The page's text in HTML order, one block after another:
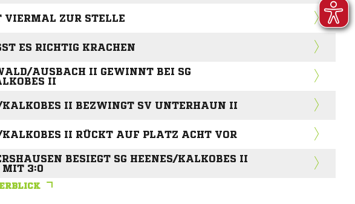
VIERMAL ZUR STELLE
ES RICHTIG KRACHEN
AUSBACH II GEWINNT BEI SG
II
KALKOBES II BEZWINGT SV UNTERHAUN II
KALKOBES II RÜCKT AUF PLATZ ACHT VOR
BESIEGT SG HEENES/KALKOBES II
MIT 3:0